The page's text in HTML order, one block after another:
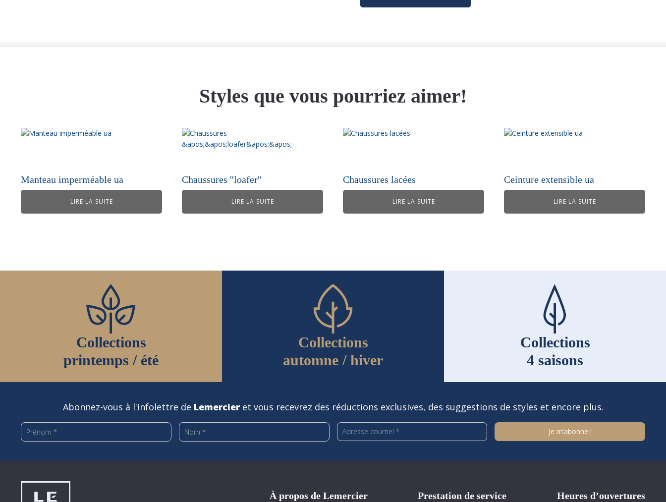
Styles que vous pourriez aimer!
Manteau imperméable ua
LIRE LA SUITE
Chaussures ''loafer''
LIRE LA SUITE
Chaussures lacées
LIRE LA SUITE
Ceinture extensible ua
LIRE LA SUITE
Collections
printemps / été
Collections
automne / hiver
Collections
4 saisons
Abonnez-vous à l'infolettre de Lemercieret vous recevrez des réductions exclusives, des suggestions de styles et encore plus.
À propos de Lemercier Prestation de service Heures d’ouvertures